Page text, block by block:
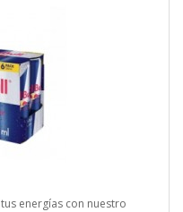
energías con nuestro